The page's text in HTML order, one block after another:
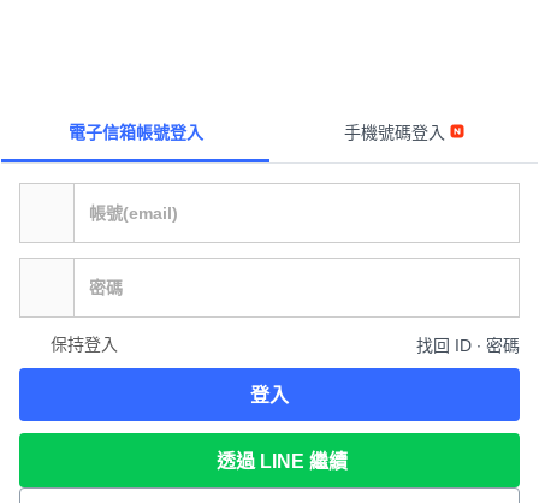
電子信箱帳號登入 手機號碼登入
保持登入 找回 ID ∙ 密碼
登入
透過 LINE 繼續